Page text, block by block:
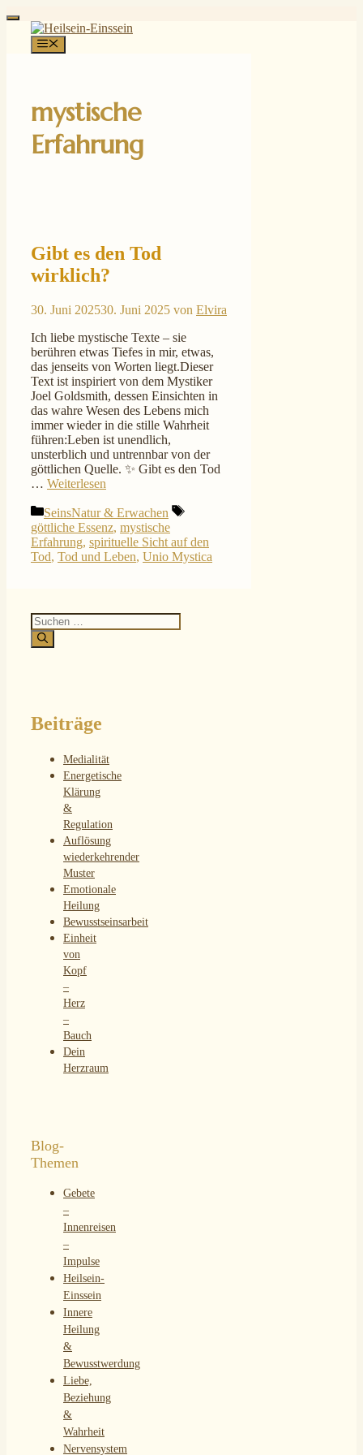
Inhalt
springen
Menü
mystische
Erfahrung
Gibt es den Tod
wirklich?
30. Juni 202530. Juni 2025 von Elvira
Ich liebe mystische Texte – sie
berühren etwas Tiefes in mir, etwas,
das jenseits von Worten liegt.Dieser
Text ist inspiriert von dem Mystiker
Joel Goldsmith, dessen Einsichten in
das wahre Wesen des Lebens mich
immer wieder in die stille Wahrheit
führen:Leben ist unendlich,
unsterblich und untrennbar von der
göttlichen Quelle. ✨ Gibt es den Tod
… Weiterlesen
Kategorien
SeinsNatur & Erwachen
Schlagwörter
göttliche Essenz, mystische
Erfahrung, spirituelle Sicht auf den
Tod, Tod und Leben, Unio Mystica
Suchen
nach:
Beiträge
Medialität
Energetische
Klärung
&
Regulation
Auflösung
wiederkehrender
Muster
Emotionale
Heilung
Bewusstseinsarbeit
Einheit
von
Kopf
–
Herz
–
Bauch
Dein
Herzraum
Gebete
–
Innenreisen
–
Impulse
Heilsein-
Einssein
Innere
Heilung
&
Bewusstwerdung
Liebe,
Beziehung
&
Wahrheit
Nervensystem